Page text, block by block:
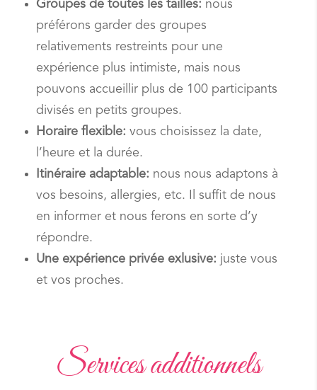
Groupes de toutes les tailles: nous
préférons garder des groupes
relativements restreints pour une
expérience plus intimiste, mais nous
pouvons accueillir plus de 100 participants
divisés en petits groupes.
Horaire flexible: vous choisissez la date,
l’heure et la durée.
Itinéraire adaptable: nous nous adaptons à
vos besoins, allergies, etc. Il suffit de nous
en informer et nous ferons en sorte d’y
répondre.
Une expérience privée exlusive: juste vous
et vos proches.
Services additionnels